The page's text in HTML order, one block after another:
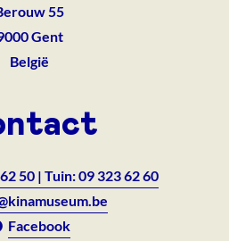
55
Gent
België
50 | Tuin: 09 323 62 60
Facebook